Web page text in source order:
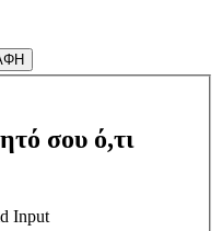
σου ό,τι
Input